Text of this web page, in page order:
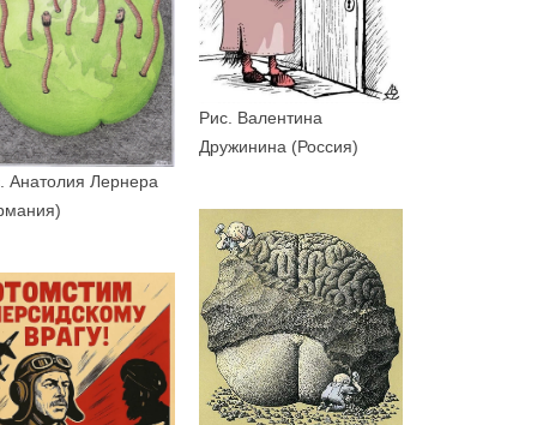
Рис. Валентина
Дружинина (Россия)
Анатолия Лернера